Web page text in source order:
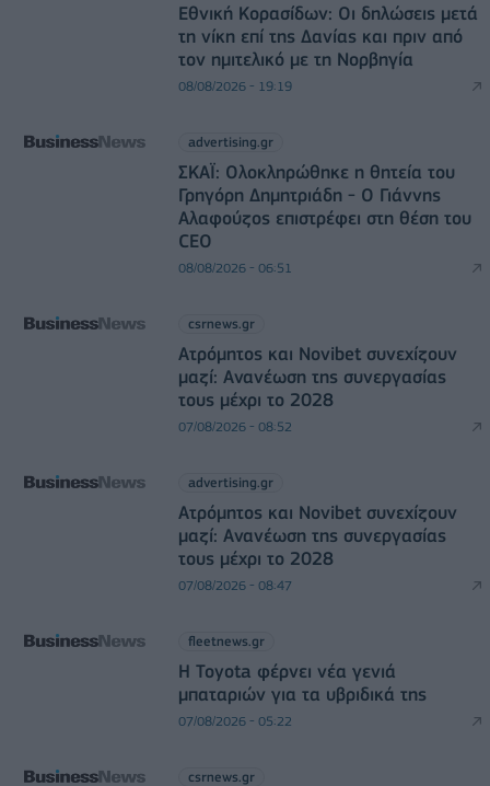
Εθνική Κορασίδων: Οι δηλώσεις μετά
τη νίκη επί της Δανίας και πριν από
τον ημιτελικό με τη Νορβηγία
08/08/2026 - 19:19
advertising.gr
ΣΚΑΪ: Ολοκληρώθηκε η θητεία του
Γρηγόρη Δημητριάδη - Ο Γιάννης
Αλαφούζος επιστρέφει στη θέση του
CEO
08/08/2026 - 06:51
csrnews.gr
Ατρόμητος και Novibet συνεχίζουν
μαζί: Ανανέωση της συνεργασίας
τους μέχρι το 2028
07/08/2026 - 08:52
advertising.gr
Ατρόμητος και Novibet συνεχίζουν
μαζί: Ανανέωση της συνεργασίας
τους μέχρι το 2028
07/08/2026 - 08:47
fleetnews.gr
Η Toyota φέρνει νέα γενιά
μπαταριών για τα υβριδικά της
07/08/2026 - 05:22
csrnews.gr